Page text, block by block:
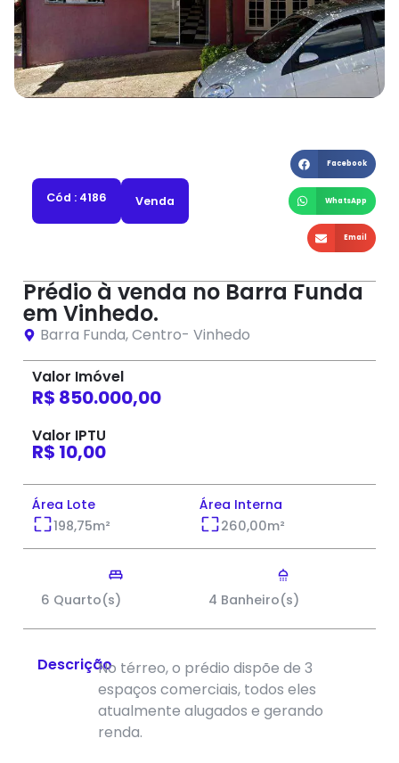
Cód : 4186 Venda
Facebook
WhatsApp
Email
Prédio à venda no Barra Funda
em Vinhedo.
Barra Funda,Centro- Vinhedo
Valor Imóvel
R$ 850.000,00
Valor IPTU
R$ 10,00
Área Lote
198,75m²
Área Interna
260,00m²
6 Quarto(s) 4 Banheiro(s)
DescriçãoNo térreo, o prédio dispõe de 3
espaços comerciais, todos eles
atualmente alugados e gerando
renda.